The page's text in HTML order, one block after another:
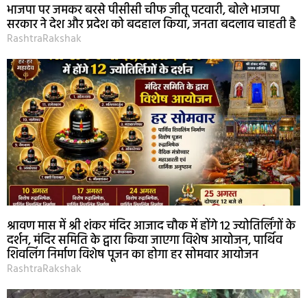
भाजपा पर जमकर बरसे पीसीसी चीफ जीतू पटवारी, बोले भाजपा
सरकार ने देश और प्रदेश को बदहाल किया, जनता बदलाव चाहती है
RashtraRakshak
श्रावण मास में श्री शंकर मंदिर आजाद चौक में होंगे 12 ज्योतिर्लिंगों के
दर्शन, मंदिर समिति के द्वारा किया जाएगा विशेष आयोजन, पार्थिव
शिवलिंग निर्माण विशेष पूजन का होगा हर सोमवार आयोजन
RashtraRakshak